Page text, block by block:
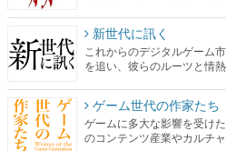
ゲーム世代の作家たち
ゲームに多大な影響を受け
のコンテンツ産業やカルチ
日本モバイルゲーム産
日本のモバイルゲーム史に
網羅するほか、開発者への